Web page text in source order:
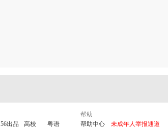
56出品 高校 粤语
帮助
帮助中心
未成年人举报通道